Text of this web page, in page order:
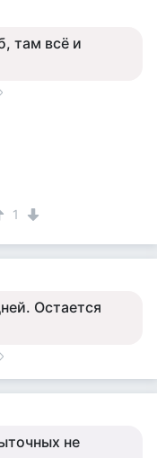
там всё и
1
Остается
не